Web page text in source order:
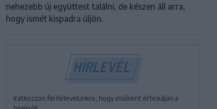
nehezebb új együttest találni, de készen áll arra,
hogy ismét kispadra üljön.
HÍRLEVÉL
Iratkozzon fel hírlevelünkre, hogy elsőként értesüljön a